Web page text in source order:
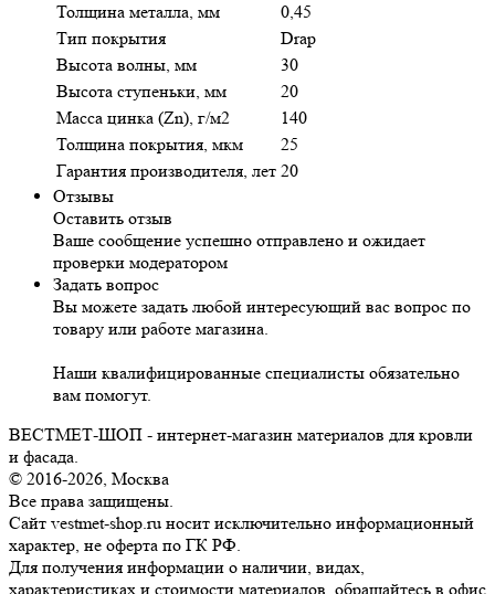
Толщина металла, мм
0,45
Тип покрытия
Drap
Высота волны, мм
30
Высота ступеньки, мм
20
Масса цинка (Zn), г/м2
140
Толщина покрытия, мкм
25
Гарантия производителя, лет 20
Отзывы
Оставить отзыв
Ваше сообщение успешно отправлено и ожидает
проверки модератором
Задать вопрос
Вы можете задать любой интересующий вас вопрос по
товару или работе магазина.
Наши квалифицированные специалисты обязательно
вам помогут.
ВЕСТМЕТ-ШОП - интернет-магазин материалов для кровли
и фасада.
© 2016-2026, Москва
Все права защищены.
Сайт vestmet-shop.ru носит исключительно информационный
характер, не оферта по ГК РФ.
Для получения информации о наличии, видах,
характеристиках и стоимости материалов, обращайтесь в офис